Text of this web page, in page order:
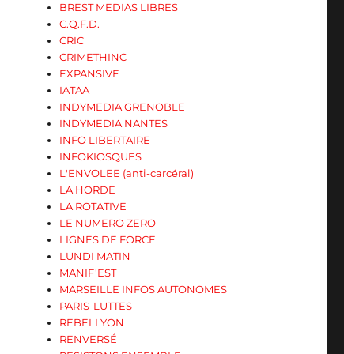
BREST MEDIAS LIBRES
C.Q.F.D.
CRIC
CRIMETHINC
EXPANSIVE
IATAA
INDYMEDIA GRENOBLE
INDYMEDIA NANTES
INFO LIBERTAIRE
INFOKIOSQUES
L'ENVOLEE (anti-carcéral)
LA HORDE
LA ROTATIVE
LE NUMERO ZERO
LIGNES DE FORCE
LUNDI MATIN
MANIF'EST
MARSEILLE INFOS AUTONOMES
PARIS-LUTTES
REBELLYON
RENVERSÉ